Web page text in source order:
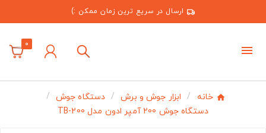
ارسال در سریع ترین زمان ممکن :)
0
خانه ابزار جوش و برش
دستگاه جوش
دستگاه جوش 200 آمپر ادون مدل TB-200